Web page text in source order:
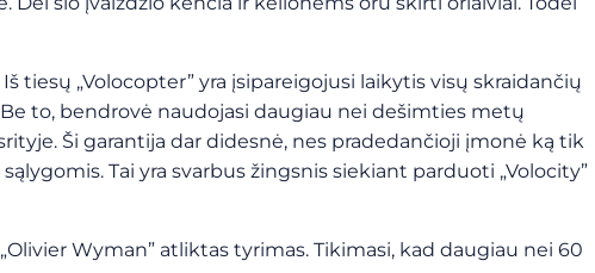
Iš tiesų „Volocopter” yra įsipareigojusi laikytis visų skraidančių
to, bendrovė naudojasi daugiau nei dešimties metų
Ši garantija dar didesnė, nes pradedančioji įmonė ką tik
Tai yra svarbus žingsnis siekiant parduoti „Volocity”
Wyman” atliktas tyrimas. Tikimasi, kad daugiau nei 60